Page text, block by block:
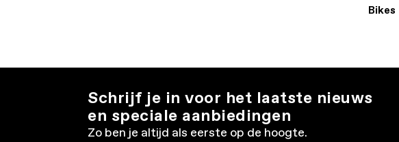
Bikes
Schrijf je in voor het laatste nieuws
en speciale aanbiedingen
Zo ben je altijd als eerste op de hoogte.